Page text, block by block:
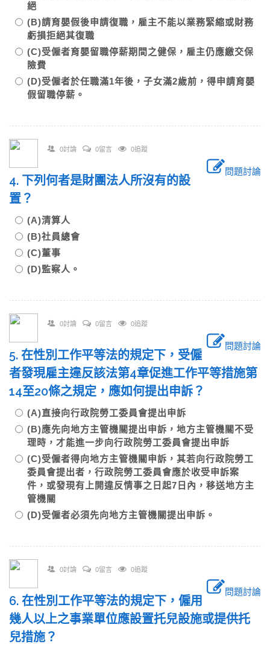
絕
(B)請育嬰假後申請復職，雇主不能以業務緊縮或財務
虧損拒絕其復職
(C)受僱者育嬰留職停薪期間之健保，雇主仍應繳交保
險費
(D)受僱者於任職滿1年後，子女滿2歲前，得申請育嬰
假留職停薪。
0討論 0留言 0追蹤
問題討論
4. 下列何者是財團法人所沒有的設
置？
(A)清算人
(B)社員總會
(C)董事
(D)監察人。
0討論 0留言 0追蹤
問題討論
5. 在性別工作平等法的規定下，受僱
者發現雇主違反該法第4章促進工作平等措施第
14至20條之規定，應如何提出申訴？
(A)直接向行政院勞工委員會提出申訴
(B)應先向地方主管機關提出申訴，地方主管機關不受
理時，才能進一步向行政院勞工委員會提出申訴
(C)受僱者得向地方主管機關申訴，其若向行政院勞工
委員會提出者，行政院勞工委員會應於收受申訴案
件，或發現有上開違反情事之日起7日內，移送地方主
管機關
(D)受僱者必須先向地方主管機關提出申訴。
0討論 0留言 0追蹤
問題討論
6. 在性別工作平等法的規定下，僱用
幾人以上之事業單位應設置托兒設施或提供托
兒措施？